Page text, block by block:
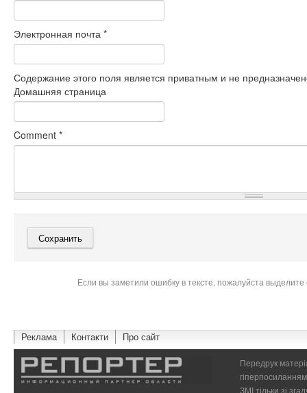
Электронная почта *
Содержание этого поля является приватным и не
Домашняя страница
Comment *
Если вы заметили ошибку в тексте, пожалуйста
Реклама Контакти Про сайт
Передрук
ЗМІ тільки зі